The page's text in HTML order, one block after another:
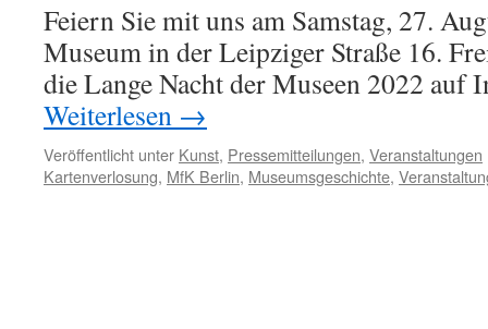
Feiern Sie mit uns am Samstag, 27.
Museum in der Leipziger Straße 16.
die Lange Nacht der Museen 2022 auf
Weiterlesen →
Veröffentlicht unter Kunst, Pressemitteilungen, Veranstaltungen
Kartenverlosung, MfK Berlin, Museumsgeschichte,